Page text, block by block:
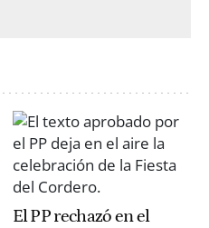
El PP rechazó en el